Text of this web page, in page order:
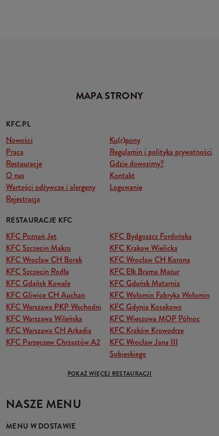
MAPA STRONY
KFC.PL
Nowości
Ku(r)pony
Praca
Regulamin i polityka prywatności
Restauracje
Gdzie dowozimy?
O nas
Kontakt
Wartości odżywcze i alergeny
Logowanie
Rejestracja
RESTAURACJE KFC
KFC Poznań Jet
KFC Bydgoszcz Fordońska
KFC Szczecin Makro
KFC Krakow Wielicka
KFC Wrocław CH Borek
KFC Wrocław CH Korona
KFC Szczecin Rodła
KFC Ełk Brama Mazur
KFC Gdańsk Kowale
KFC Gdańsk Matarnia
KFC Gliwice CH Auchan
KFC Wołomin Fabryka Wołomin
KFC Warszawa PKP Wschodni
KFC Gdynia Kosakowo
KFC Warszawa Wileńska
KFC Wieszowa MOP Północ
KFC Warszawa CH Arkadia
KFC Kraków Krowodrze
KFC Parzęczew Chrząstów A2
KFC Wrocław Jana III
Sobieskiego
POKAŻ WIĘCEJ RESTAURACJI
NASZE MENU
MENU W DOSTAWIE